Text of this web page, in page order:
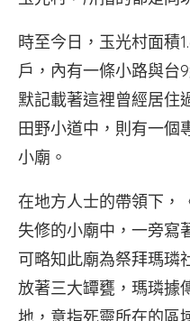
時至今日，玉光村面積
戶，內有一條小路與台
默記載著這裡曾經居住
田野小道中，則有一個
小廟。
在地方人士的帶領下，
失修的小廟中，一旁寫
可略知此廟為祭拜瑪璘
放著三大罈甕，瑪璘據